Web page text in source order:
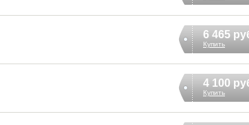
6 465
Купить
4 100
Купить